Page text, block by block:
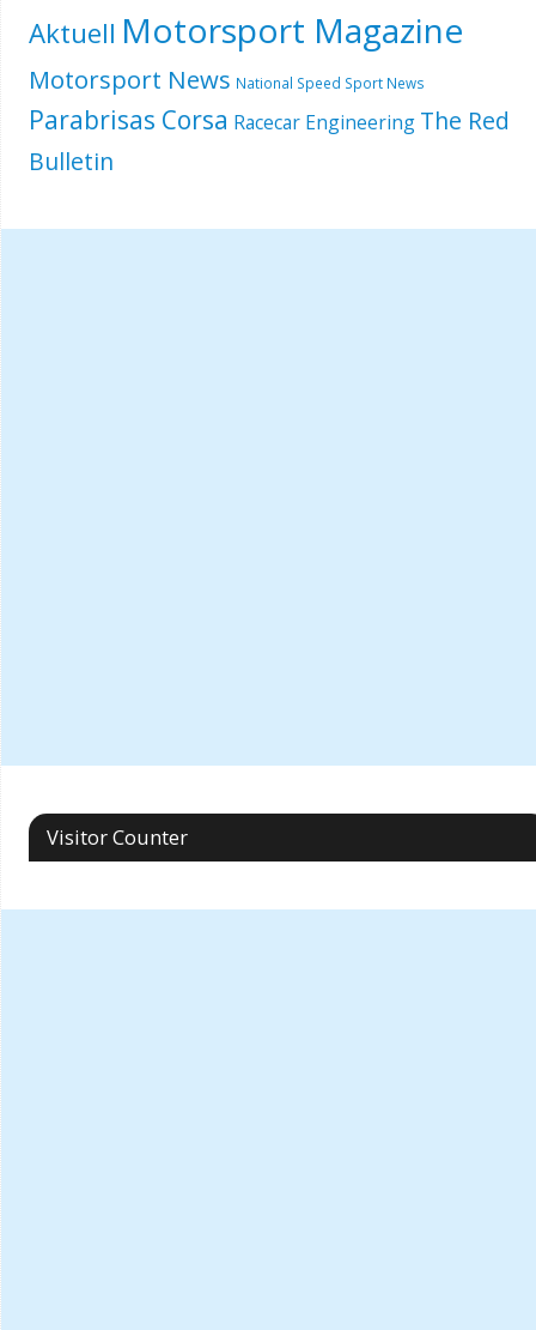
Aktuell Motorsport Magazine
Motorsport News National Speed Sport News
Parabrisas Corsa Racecar Engineering The Red
Bulletin
Visitor Counter